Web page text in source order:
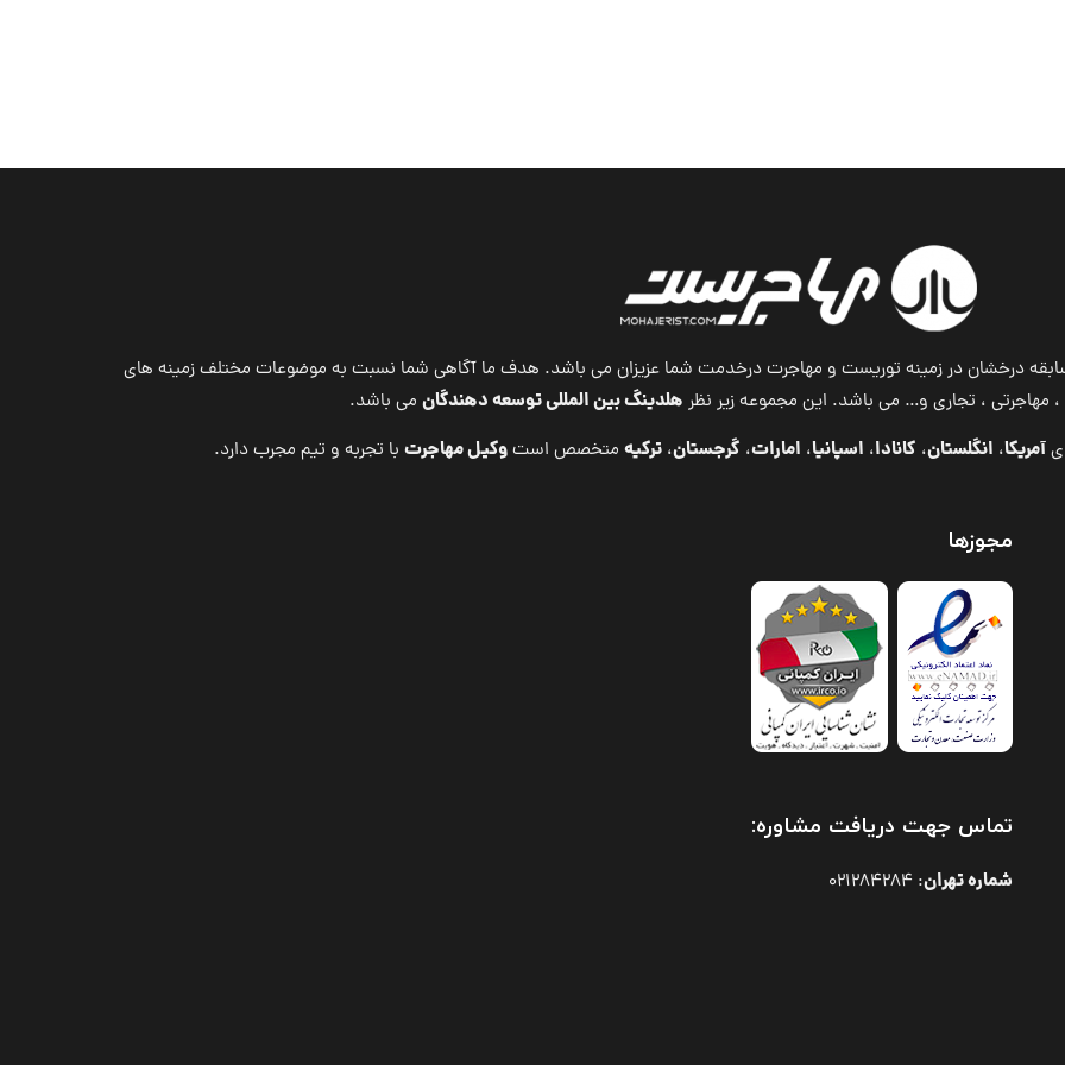
با بیش از ۱۷ سال سابقه درخشان در زمینه توریست و مهاجرت درخدمت شما عزیزان می باشد. هدف ما آگاهی شما نسبت به موضوعات مختلف زمینه های
، تجاری و… می باشد. این مجموعه زیر نظر هلدینگ بین المللی توسعه دهندگان می باشد.
آمریکا، انگلستان، کانادا، اسپانیا، امارات، گرجستان، ترکیه متخصص استوکیل مهاجرت با تجربه و تیم مجرب دارد.
مجوزها
تماس جهت دریافت مشاوره:
شماره تهران:
021284284